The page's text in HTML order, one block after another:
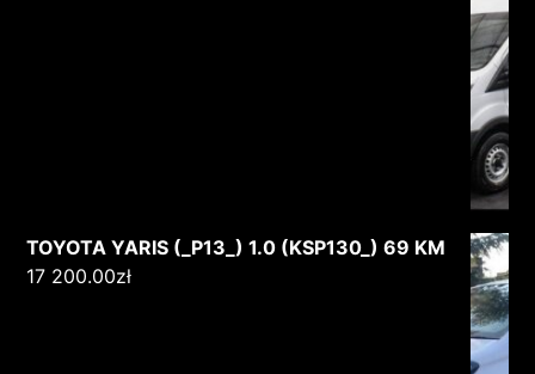
TOYOTA YARIS (_P13_) 1.0 (KSP130_) 69 KM
17 200.00zł